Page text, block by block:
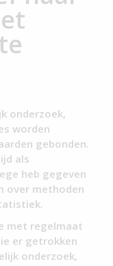
onderzoek,
worden
gebonden.
als
heb gegeven
over methoden
met regelmaat
er getrokken
onderzoek,